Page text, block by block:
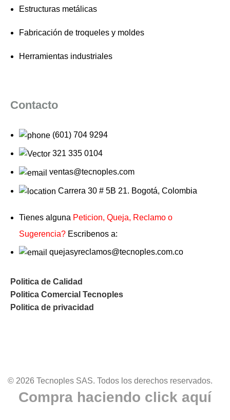
Estructuras metálicas
Fabricación de troqueles y moldes
Herramientas industriales
Contacto
(601) 704 9294
321 335 0104
ventas@tecnoples.com
Carrera 30 # 5B 21. Bogotá, Colombia
Tienes alguna Peticion, Queja, Reclamo o
Sugerencia? Escribenos a:
quejasyreclamos@tecnoples.com.co
Politica de Calidad
Politica Comercial Tecnoples
Politica de privacidad
© 2026 Tecnoples SAS. Todos los derechos reservados.
Compra haciendo click aquí